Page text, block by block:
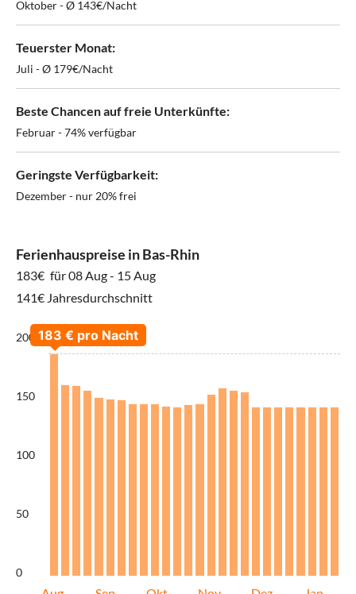
Oktober - Ø 143€/Nacht
Teuerster Monat:
Juli - Ø 179€/Nacht
Beste Chancen auf freie Unterkünfte:
Februar - 74% verfügbar
Geringste Verfügbarkeit:
Dezember - nur 20% frei
Ferienhauspreise in Bas-Rhin
183€ für 08 Aug - 15 Aug
141€ Jahresdurchschnitt
200
150
100
50
0